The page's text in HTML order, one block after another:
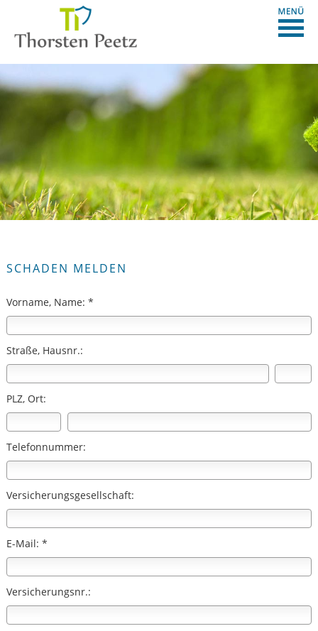
SCHADEN MELDEN
Vorname, Name: *
Straße, Hausnr.:
PLZ, Ort:
Telefonnummer:
Versicherungsgesellschaft:
E-Mail: *
Versicherungsnr.: